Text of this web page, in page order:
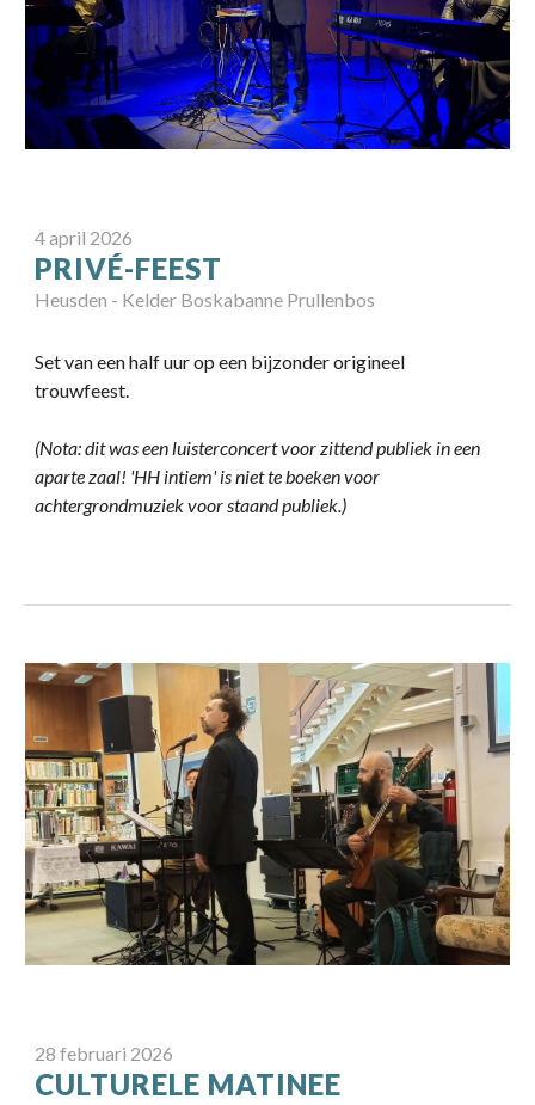
4april 2026
PRIVÉ-FEEST
Heusden - Kelder Boskabanne Prullenbos
Set van een half uur op een bijzonder origineel
trouwfeest.
(Nota: dit was een luisterconcertvoor zittend publiek in een
aparte zaal! 'HH intiem' is niet te boeken voor
achtergrondmuziek voor staand publiek.)
28 februari 2026
CULTURELE MATINEE